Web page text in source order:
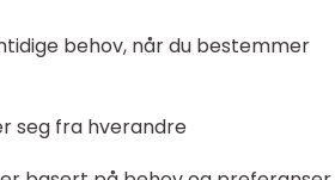
behov, når du bestemmer
seg fra hverandre